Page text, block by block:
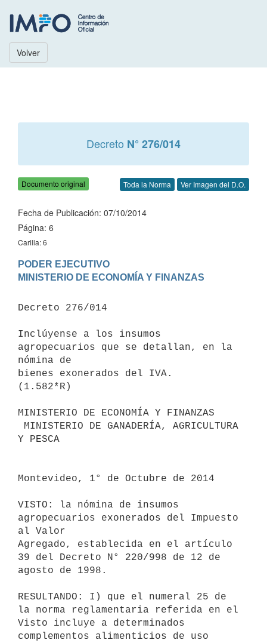
Volver
Decreto N° 276/014
Documento original Toda la Norma Ver Imagen del D.O.
Fecha de Publicación: 07/10/2014
Página: 6
Carilla: 6
PODER EJECUTIVO
Decreto 276/014
Inclúyense a los insumos
agropecuarios que se detallan, en la
nómina de
bienes exonerados del IVA.
(1.582*R)
MINISTERIO DE ECONOMÍA Y FINANZAS
Y PESCA
Montevideo, 1° de Octubre de 2014
VISTO: la nómina de insumos
agropecuarios exonerados del Impuesto
al Valor
Agregado, establecida en el artículo
39 del Decreto N° 220/998 de 12 de
agosto de 1998.
RESULTANDO: I) que el numeral 25 de
la norma reglamentaria referida en el
Visto incluye a determinados
complementos alimenticios de uso